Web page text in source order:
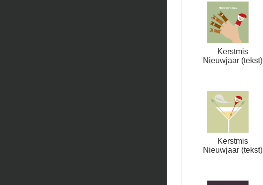
Kerstmis
Nieuwjaar (tekst)
Kerstmis
Nieuwjaar (tekst)